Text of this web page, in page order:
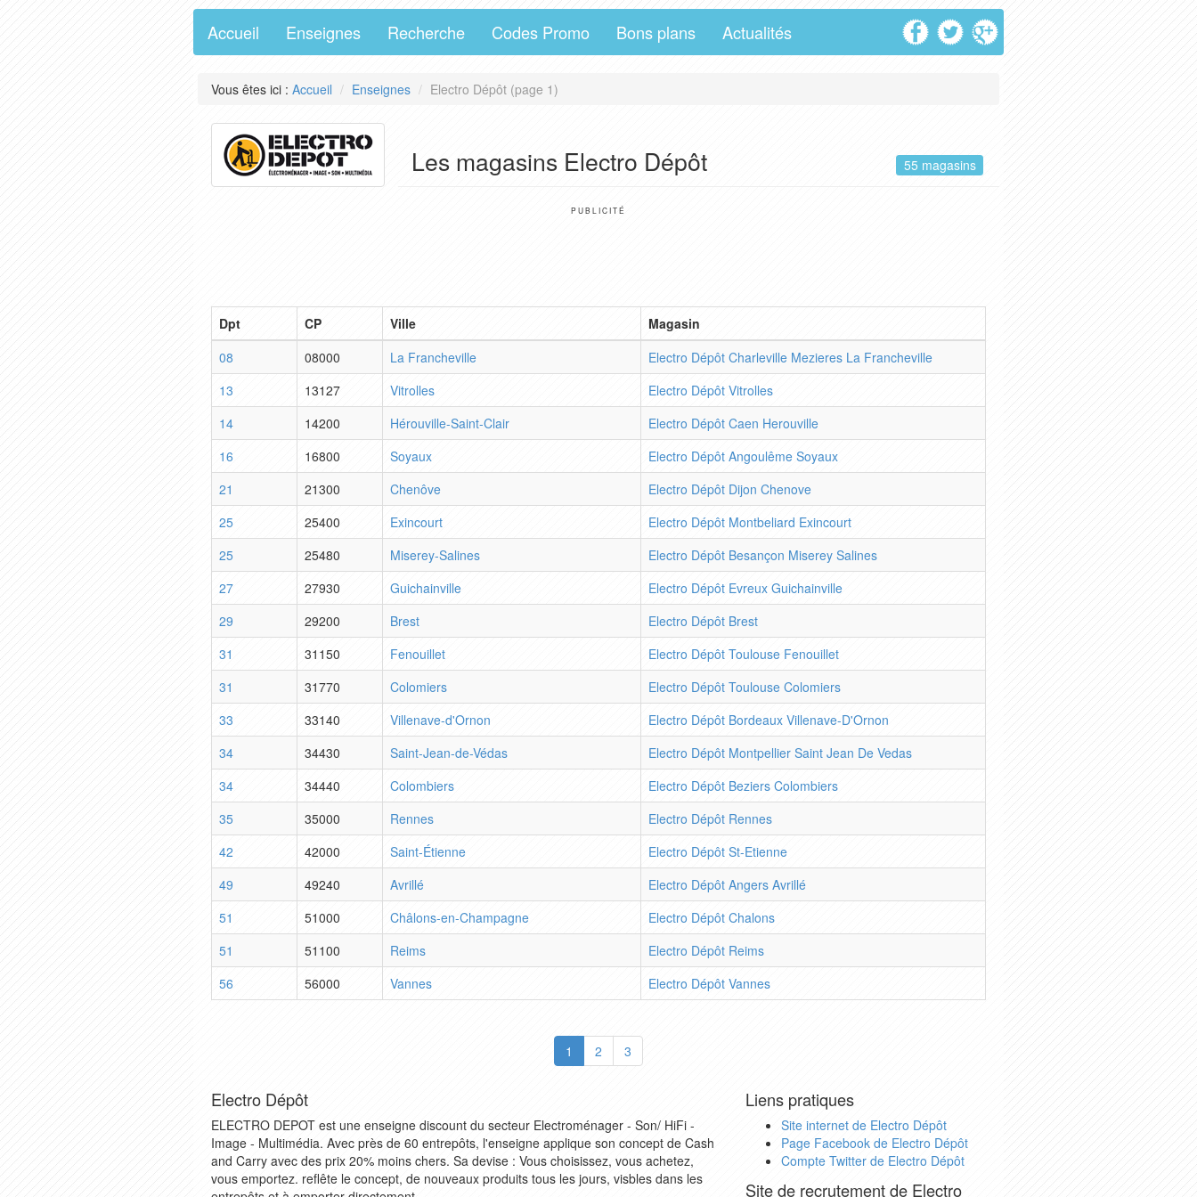
Accueil Enseignes Recherche Codes Promo Bons plans Actualités
Vous êtes ici : Accueil Enseignes Electro Dépôt (page 1)
Les magasins Electro Dépôt 55 magasins
PUBLICITÉ
Dpt CP Ville
Magasin
08
08000 La Francheville
Electro Dépôt Charleville Mezieres La Francheville
13
13127 Vitrolles
Electro Dépôt Vitrolles
14
14200 Hérouville-Saint-Clair
Electro Dépôt Caen Herouville
16
16800 Soyaux
Electro Dépôt Angoulême Soyaux
21
21300 Chenôve
Electro Dépôt Dijon Chenove
25
25400 Exincourt
Electro Dépôt Montbeliard Exincourt
25
25480 Miserey-Salines
Electro Dépôt Besançon Miserey Salines
27
27930 Guichainville
Electro Dépôt Evreux Guichainville
29
29200 Brest
Electro Dépôt Brest
31
31150 Fenouillet
Electro Dépôt Toulouse Fenouillet
31
31770 Colomiers
Electro Dépôt Toulouse Colomiers
33
33140 Villenave-d'Ornon
Electro Dépôt Bordeaux Villenave-D'Ornon
34
34430 Saint-Jean-de-Védas
Electro Dépôt Montpellier Saint Jean De Vedas
34
34440 Colombiers
Electro Dépôt Beziers Colombiers
35
35000 Rennes
Electro Dépôt Rennes
42
42000 Saint-Étienne
Electro Dépôt St-Etienne
49
49240 Avrillé
Electro Dépôt Angers Avrillé
51
51000 Châlons-en-Champagne
Electro Dépôt Chalons
51
51100 Reims
Electro Dépôt Reims
56
56000 Vannes Electro Dépôt Vannes
1 2 3
Electro Dépôt
ELECTRO DEPOT est une enseigne discount du secteur Electroménager - Son/ HiFi -
Image - Multimédia. Avec près de 60 entrepôts, l'enseigne applique son concept de Cash
and Carry avec des prix 20% moins chers. Sa devise : Vous choisissez, vous achetez,
vous emportez. reflête le concept, de nouveaux produits tous les jours, visbles dans les
Liens pratiques
Site internet de Electro Dépôt
Page Facebook de Electro Dépôt
Compte Twitter de Electro Dépôt
Site de recrutement de Electro